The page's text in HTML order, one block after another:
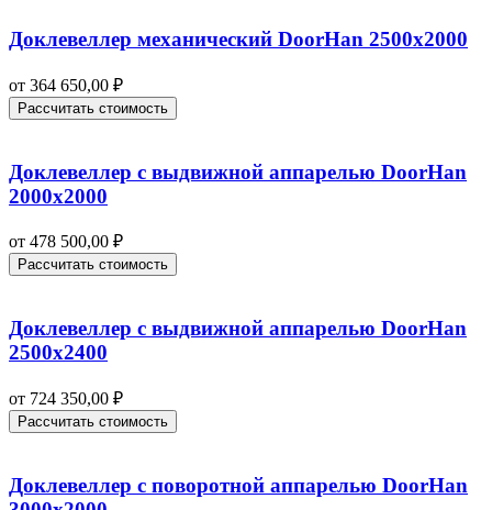
Доклевеллер механический DoorHan 2500х2000
от 364 650,00 ₽
Рассчитать стоимость
Доклевеллер с выдвижной аппарелью DoorHan
2000х2000
от 478 500,00 ₽
Рассчитать стоимость
Доклевеллер с выдвижной аппарелью DoorHan
2500х2400
от 724 350,00 ₽
Рассчитать стоимость
Доклевеллер с поворотной аппарелью DoorHan